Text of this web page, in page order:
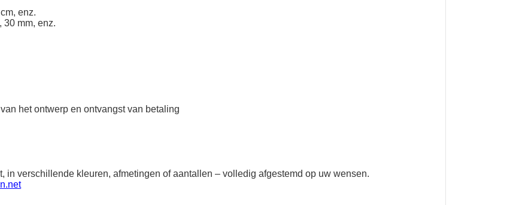
enz.
30 mm, enz.
het ontwerp en ontvangst van betaling
in verschillende kleuren, afmetingen of aantallen – volledig afgestemd op uw wensen.